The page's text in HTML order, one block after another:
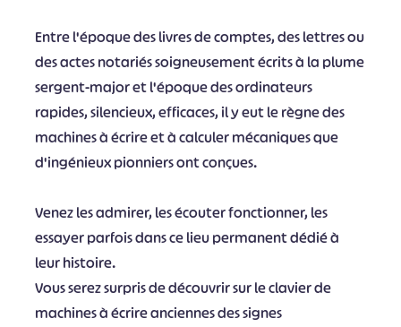
Entre l'époque des livres de comptes, des lettres ou
des actes notariés soigneusement écrits à la plume
sergent-major et l'époque des ordinateurs
rapides, silencieux, efficaces, il y eut le règne des
machines à écrire et à calculer mécaniques que
d'ingénieux pionniers ont conçues.
Venez les admirer, les écouter fonctionner, les
essayer parfois dans ce lieu permanent dédié à
leur histoire.
Vous serez surpris de découvrir sur le clavier de
machines à écrire anciennes des signes